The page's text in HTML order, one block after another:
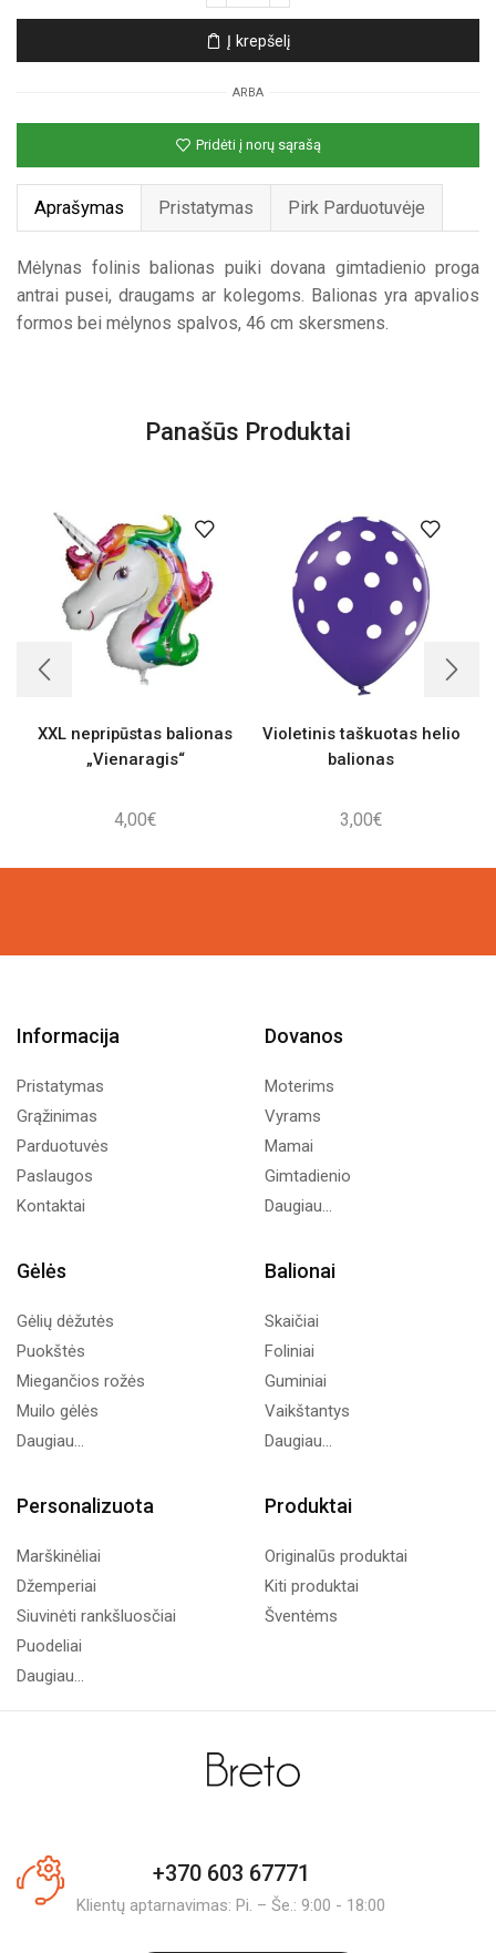
Mėlynas
apvalus
helio
balionas
Į krepšelį
ARBA
Pridėti į norų sąrašą
Aprašymas Pristatymas Pirk Parduotuvėje
Mėlynas folinis balionas puiki dovana gimtadienio proga
antrai pusei, draugams ar kolegoms. Balionas yra apvalios
formos bei mėlynos spalvos, 46 cm skersmens.
Panašūs Produktai
XXL nepripūstas balionas
„Vienaragis“
4,00€
Violetinis taškuotas helio
balionas
3,00€
Informacija
Pristatymas
Grąžinimas
Parduotuvės
Paslaugos
Kontaktai
Dovanos
Moterims
Vyrams
Mamai
Gimtadienio
Daugiau...
Gėlės
Gėlių dėžutės
Puokštės
Miegančios rožės
Muilo gėlės
Daugiau...
Balionai
Skaičiai
Foliniai
Guminiai
Vaikštantys
Daugiau...
Personalizuota
Marškinėliai
Džemperiai
Siuvinėti rankšluosčiai
Puodeliai
Daugiau...
Produktai
Originalūs produktai
Kiti produktai
Šventėms
+370 603 67771
Klientų aptarnavimas: Pi. – Še.: 9:00 - 18:00